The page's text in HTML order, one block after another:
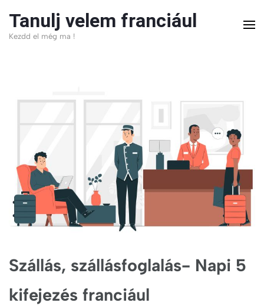
Tanulj velem franciául
Kezdd el még ma !
Szállás, szállásfoglalás- Napi 5
kifejezés franciául